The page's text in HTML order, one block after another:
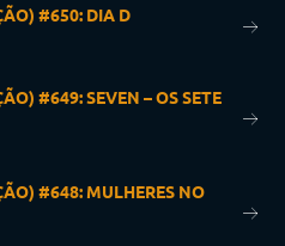
#650: DIA D
#649: SEVEN – OS SETE
#648: MULHERES NO